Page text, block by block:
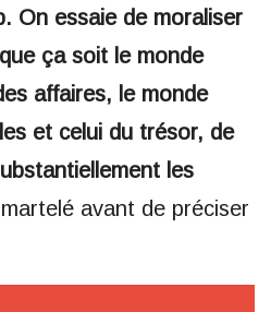
On essaie de moraliser
ça soit le monde
affaires, le monde
et celui du trésor, de
les
avant de préciser